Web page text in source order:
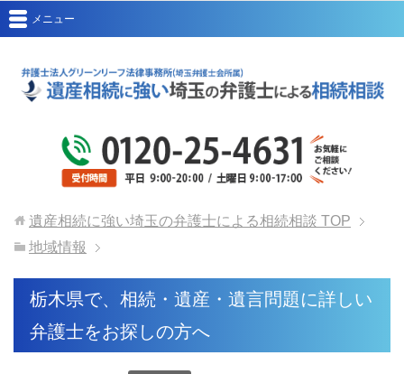
メニュー
遺産相続に強い埼玉の弁護士による相続相談 TOP
地域情報
栃木県で、相続・遺産・遺言問題に詳しい
弁護士をお探しの方へ